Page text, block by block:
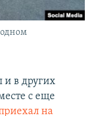
и в других
с еще
на